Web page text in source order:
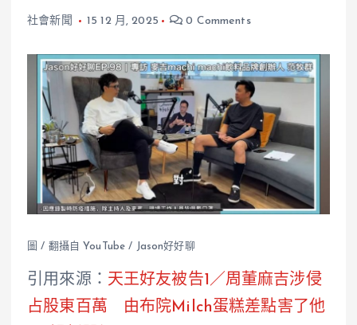
社會新聞 15 12 月, 2025 0 Comments
圖 / 翻攝自 YouTube / Jason好好聊
引用來源： 天王好友被告1／周董麻吉涉侵
占股東百萬 由布院Milch蛋糕差點害了他